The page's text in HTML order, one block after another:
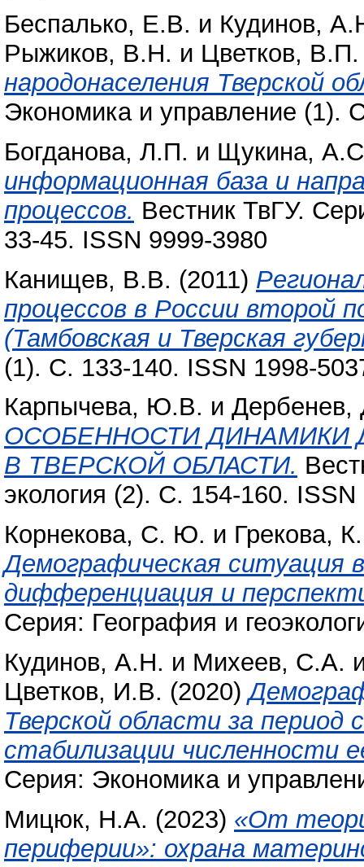
Беспалько, Е.В. и Кудинов,
Рыжиков, В.Н. и Цветков, В.П.
народонаселения Тверской
Экономика и управление (1).
Богданова, Л.П. и Щукина,
информационная база и
процессов. Вестник ТвГУ.
33-45. ISSN 9999-3980
Канищев, В.В. (2011)
процессов в России второй
(Тамбовская и Тверская
(1). С. 133-140. ISSN 1998-
Карпычева, Ю.В. и Дербенев,
ОСОБЕННОСТИ ДИНАМИКИ
В ТВЕРСКОЙ ОБЛАСТИ.
экология (2). С. 154-160.
Корнекова, С. Ю. и Грекова,
Демографическая ситуация
дифференциация и
Серия: География и
Кудинов, А.Н. и Михеев, С.А.
Цветков, И.В. (2020)
Тверской области за период
стабилизации численности
Серия: Экономика и
Мицюк, Н.А. (2023) «От
периферии»: охрана